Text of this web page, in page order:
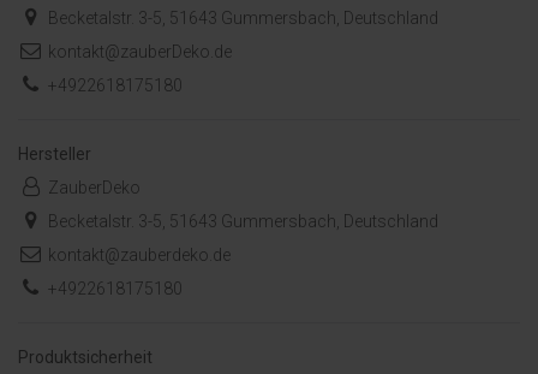
Becketalstr. 3-5, 51643 Gummersbach, Deutschland
kontakt@zauberDeko.de
+4922618175180
Hersteller
ZauberDeko
Becketalstr. 3-5, 51643 Gummersbach, Deutschland
kontakt@zauberdeko.de
+4922618175180
Produktsicherheit